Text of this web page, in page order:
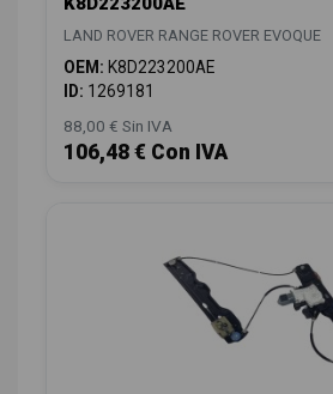
LAND ROVER RANGE ROVER EVOQUE
OEM: K8D223200AE
ID: 1269181
88,00 € Sin IVA
106,48 € Con IVA